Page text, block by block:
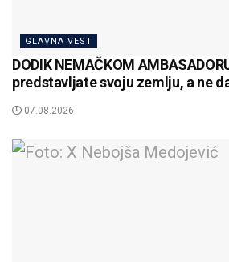
GLAVNA VEST
DODIK NEMAČKOM
predstavljate svoju zemlju, a ne
07.08.2026